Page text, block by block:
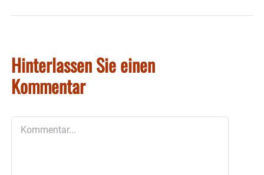
Hinterlassen Sie einen
Kommentar